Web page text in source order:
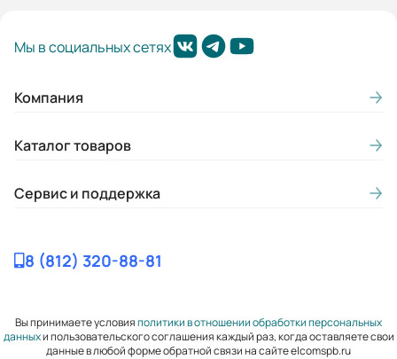
Мы в социальных сетях
Компания
Каталог товаров
Сервис и поддержка
8 (812) 320-88-81
Вы принимаете условияполитики в отношении обработки персональных
данныхи пользовательского соглашения каждый раз, когда оставляете свои
данные в любой форме обратной связи на сайте elcomspb.ru